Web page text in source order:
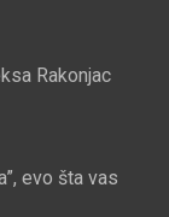
Rakonjac
evo šta vas